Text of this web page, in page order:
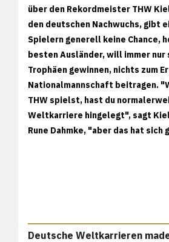
über den Rekordmeister THW
den deutschen Nachwuchs, gibt
Spielern generell keine Chance,
besten Ausländer, will immer
Trophäen gewinnen, nichts zum
Nationalmannschaft beitragen.
THW spielst, hast du
Weltkarriere hingelegt", sagt
Rune Dahmke, "aber das hat sich
Deutsche Weltkarrieren